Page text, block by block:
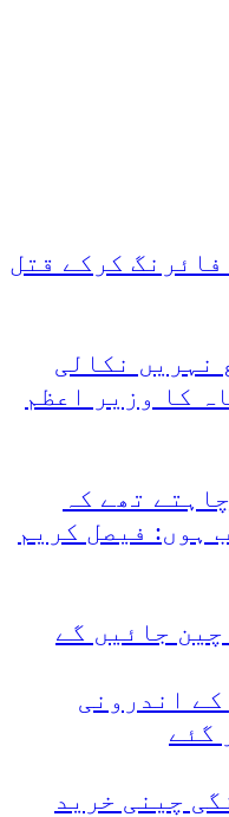
کرکے قتل
نہریں نکالی
کا وزیر اعظم
تھے کہ
ہوں: فیصل کریم
جائیں گے
اندرونی
گئے
چینی خرید